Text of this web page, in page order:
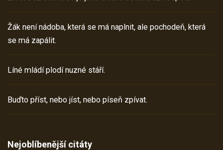
Žák není nádoba, která se má naplnit, ale pochodeň, která
se má zapálit.
Líné mládí plodí nuzné stáří.
Buďto příst, nebo jíst, nebo píseň zpívat.
Nejoblíbenější citáty